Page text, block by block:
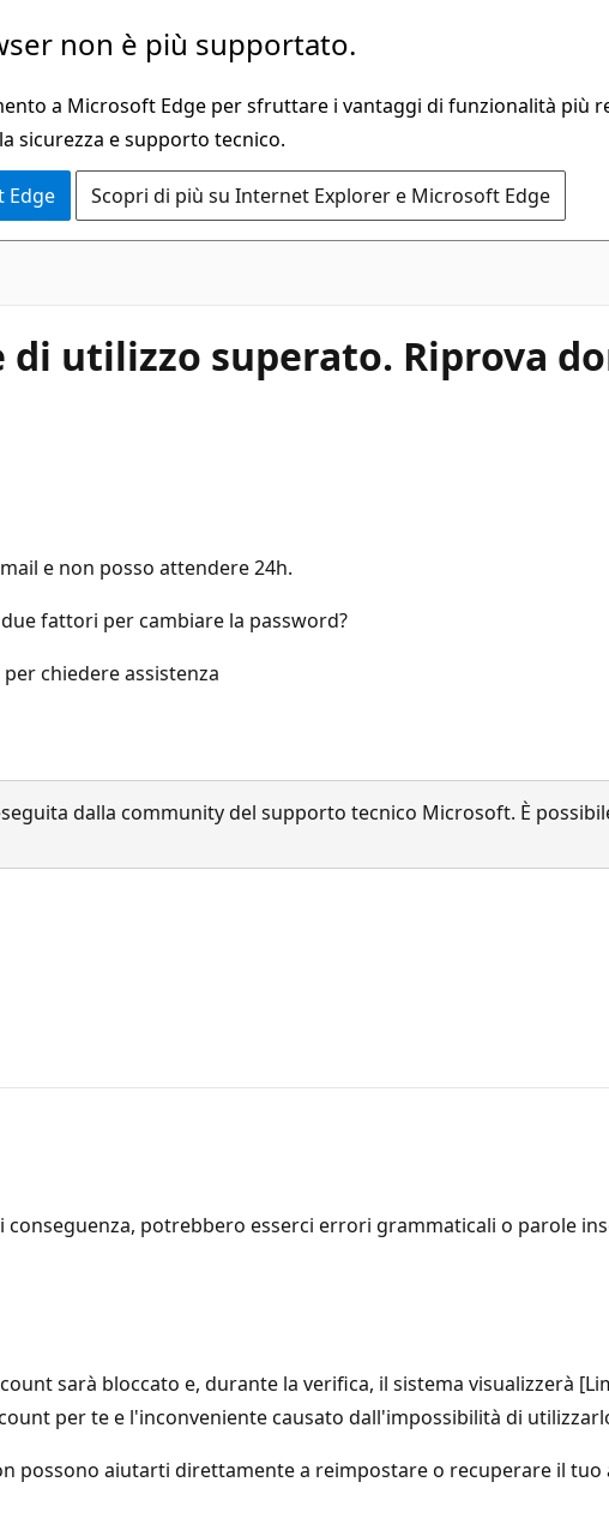
non è più supportato.
a Microsoft Edge per sfruttare i vantaggi di funzionalità più
sicurezza e supporto tecnico.
Edge Scopri di più su Internet Explorer e Microsoft Edge
utilizzo superato. Riprova
e non posso attendere 24h.
fattori per cambiare la password?
chiedere assistenza
dalla community del supporto tecnico Microsoft. È
potrebbero esserci errori grammaticali o parole
sarà bloccato e, durante la verifica, il sistema visualizzerà
per te e l'inconveniente causato dall'impossibilità di
possono aiutarti direttamente a reimpostare o recuperare il